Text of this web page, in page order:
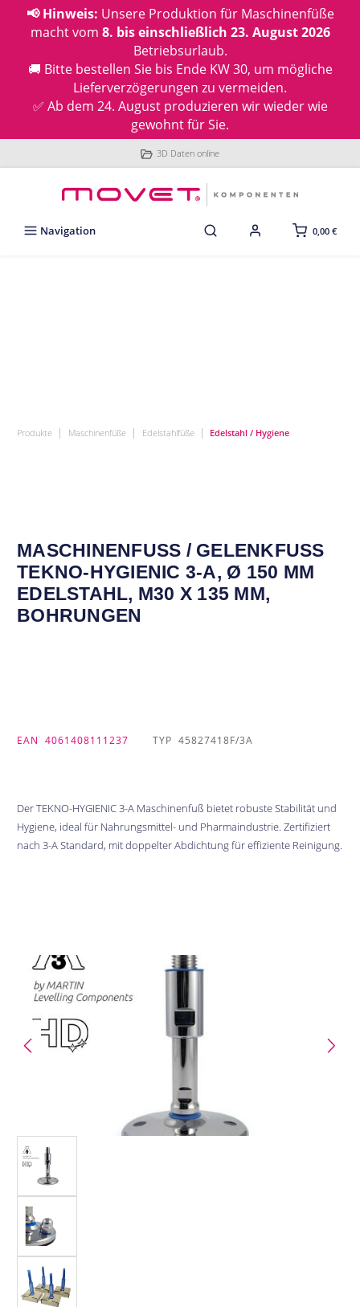
📢 Hinweis: Unsere Produktion für Maschinenfüße
macht vom 8. bis einschließlich 23. August 2026
Betriebsurlaub.
🚚 Bitte bestellen Sie bis Ende KW 30, um mögliche
Lieferverzögerungen zu vermeiden.
✅ Ab dem 24. August produzieren wir wieder wie
gewohnt für Sie.
3D Daten online
Navigation 0,00 €
Produkte | Maschinenfüße | Edelstahlfüße | Edelstahl / Hygiene
MASCHINENFUSS / GELENKFUSS TE
KNO-HYGIENIC 3-A, Ø 150 MM ED
ELSTAHL, M30 X 135 MM, BO
HRUNGEN
EAN 4061408111237 TYP 45827418F/3A
Der TEKNO-HYGIENIC 3-A Maschinenfuß bietet robuste Stabilität und
Hygiene, ideal für Nahrungsmittel- und Pharmaindustrie. Zertifiziert
nach 3-A Standard, mit doppelter Abdichtung für effiziente Reinigung.
Bildergalerie überspringen